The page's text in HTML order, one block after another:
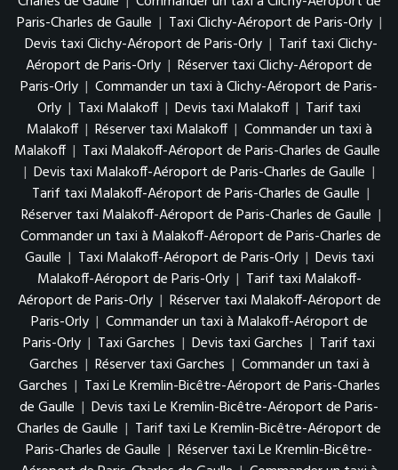
Paris-Charles de Gaulle | Taxi Clichy-Aéroport de Paris-Orly |
Devis taxi Clichy-Aéroport de Paris-Orly | Tarif taxi Clichy-
Aéroport de Paris-Orly | Réserver taxi Clichy-Aéroport de
Paris-Orly | Commander un taxi à Clichy-Aéroport de Paris-
Orly | Taxi Malakoff | Devis taxi Malakoff | Tarif taxi
Malakoff | Réserver taxi Malakoff | Commander un taxi à
Malakoff | Taxi Malakoff-Aéroport de Paris-Charles de Gaulle
| Devis taxi Malakoff-Aéroport de Paris-Charles de Gaulle |
Tarif taxi Malakoff-Aéroport de Paris-Charles de Gaulle |
Réserver taxi Malakoff-Aéroport de Paris-Charles de Gaulle |
Commander un taxi à Malakoff-Aéroport de Paris-Charles de
Gaulle | Taxi Malakoff-Aéroport de Paris-Orly | Devis taxi
Malakoff-Aéroport de Paris-Orly | Tarif taxi Malakoff-
Aéroport de Paris-Orly | Réserver taxi Malakoff-Aéroport de
Paris-Orly | Commander un taxi à Malakoff-Aéroport de
Paris-Orly | Taxi Garches | Devis taxi Garches | Tarif taxi
Garches | Réserver taxi Garches | Commander un taxi à
Garches | Taxi Le Kremlin-Bicêtre-Aéroport de Paris-Charles
de Gaulle | Devis taxi Le Kremlin-Bicêtre-Aéroport de Paris-
Charles de Gaulle | Tarif taxi Le Kremlin-Bicêtre-Aéroport de
Paris-Charles de Gaulle | Réserver taxi Le Kremlin-Bicêtre-